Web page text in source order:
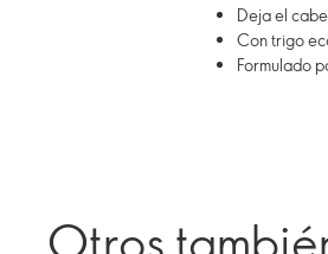
Deja el
Con trigo
Formulado
Otros